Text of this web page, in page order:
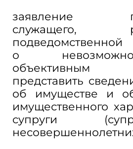
заявление
служащего,
подведомственной
о
объективным
представить
об имуществе и
имущественного
супруги